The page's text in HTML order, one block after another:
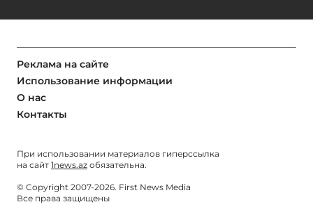
Реклама на сайте
Использование информации
О нас
Контакты
При использовании материалов гиперссылка
на сайт 1news.az обязательна.
© Copyright 2007-2026. First News Media
Все права защищены